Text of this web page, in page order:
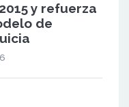
y refuerza
de